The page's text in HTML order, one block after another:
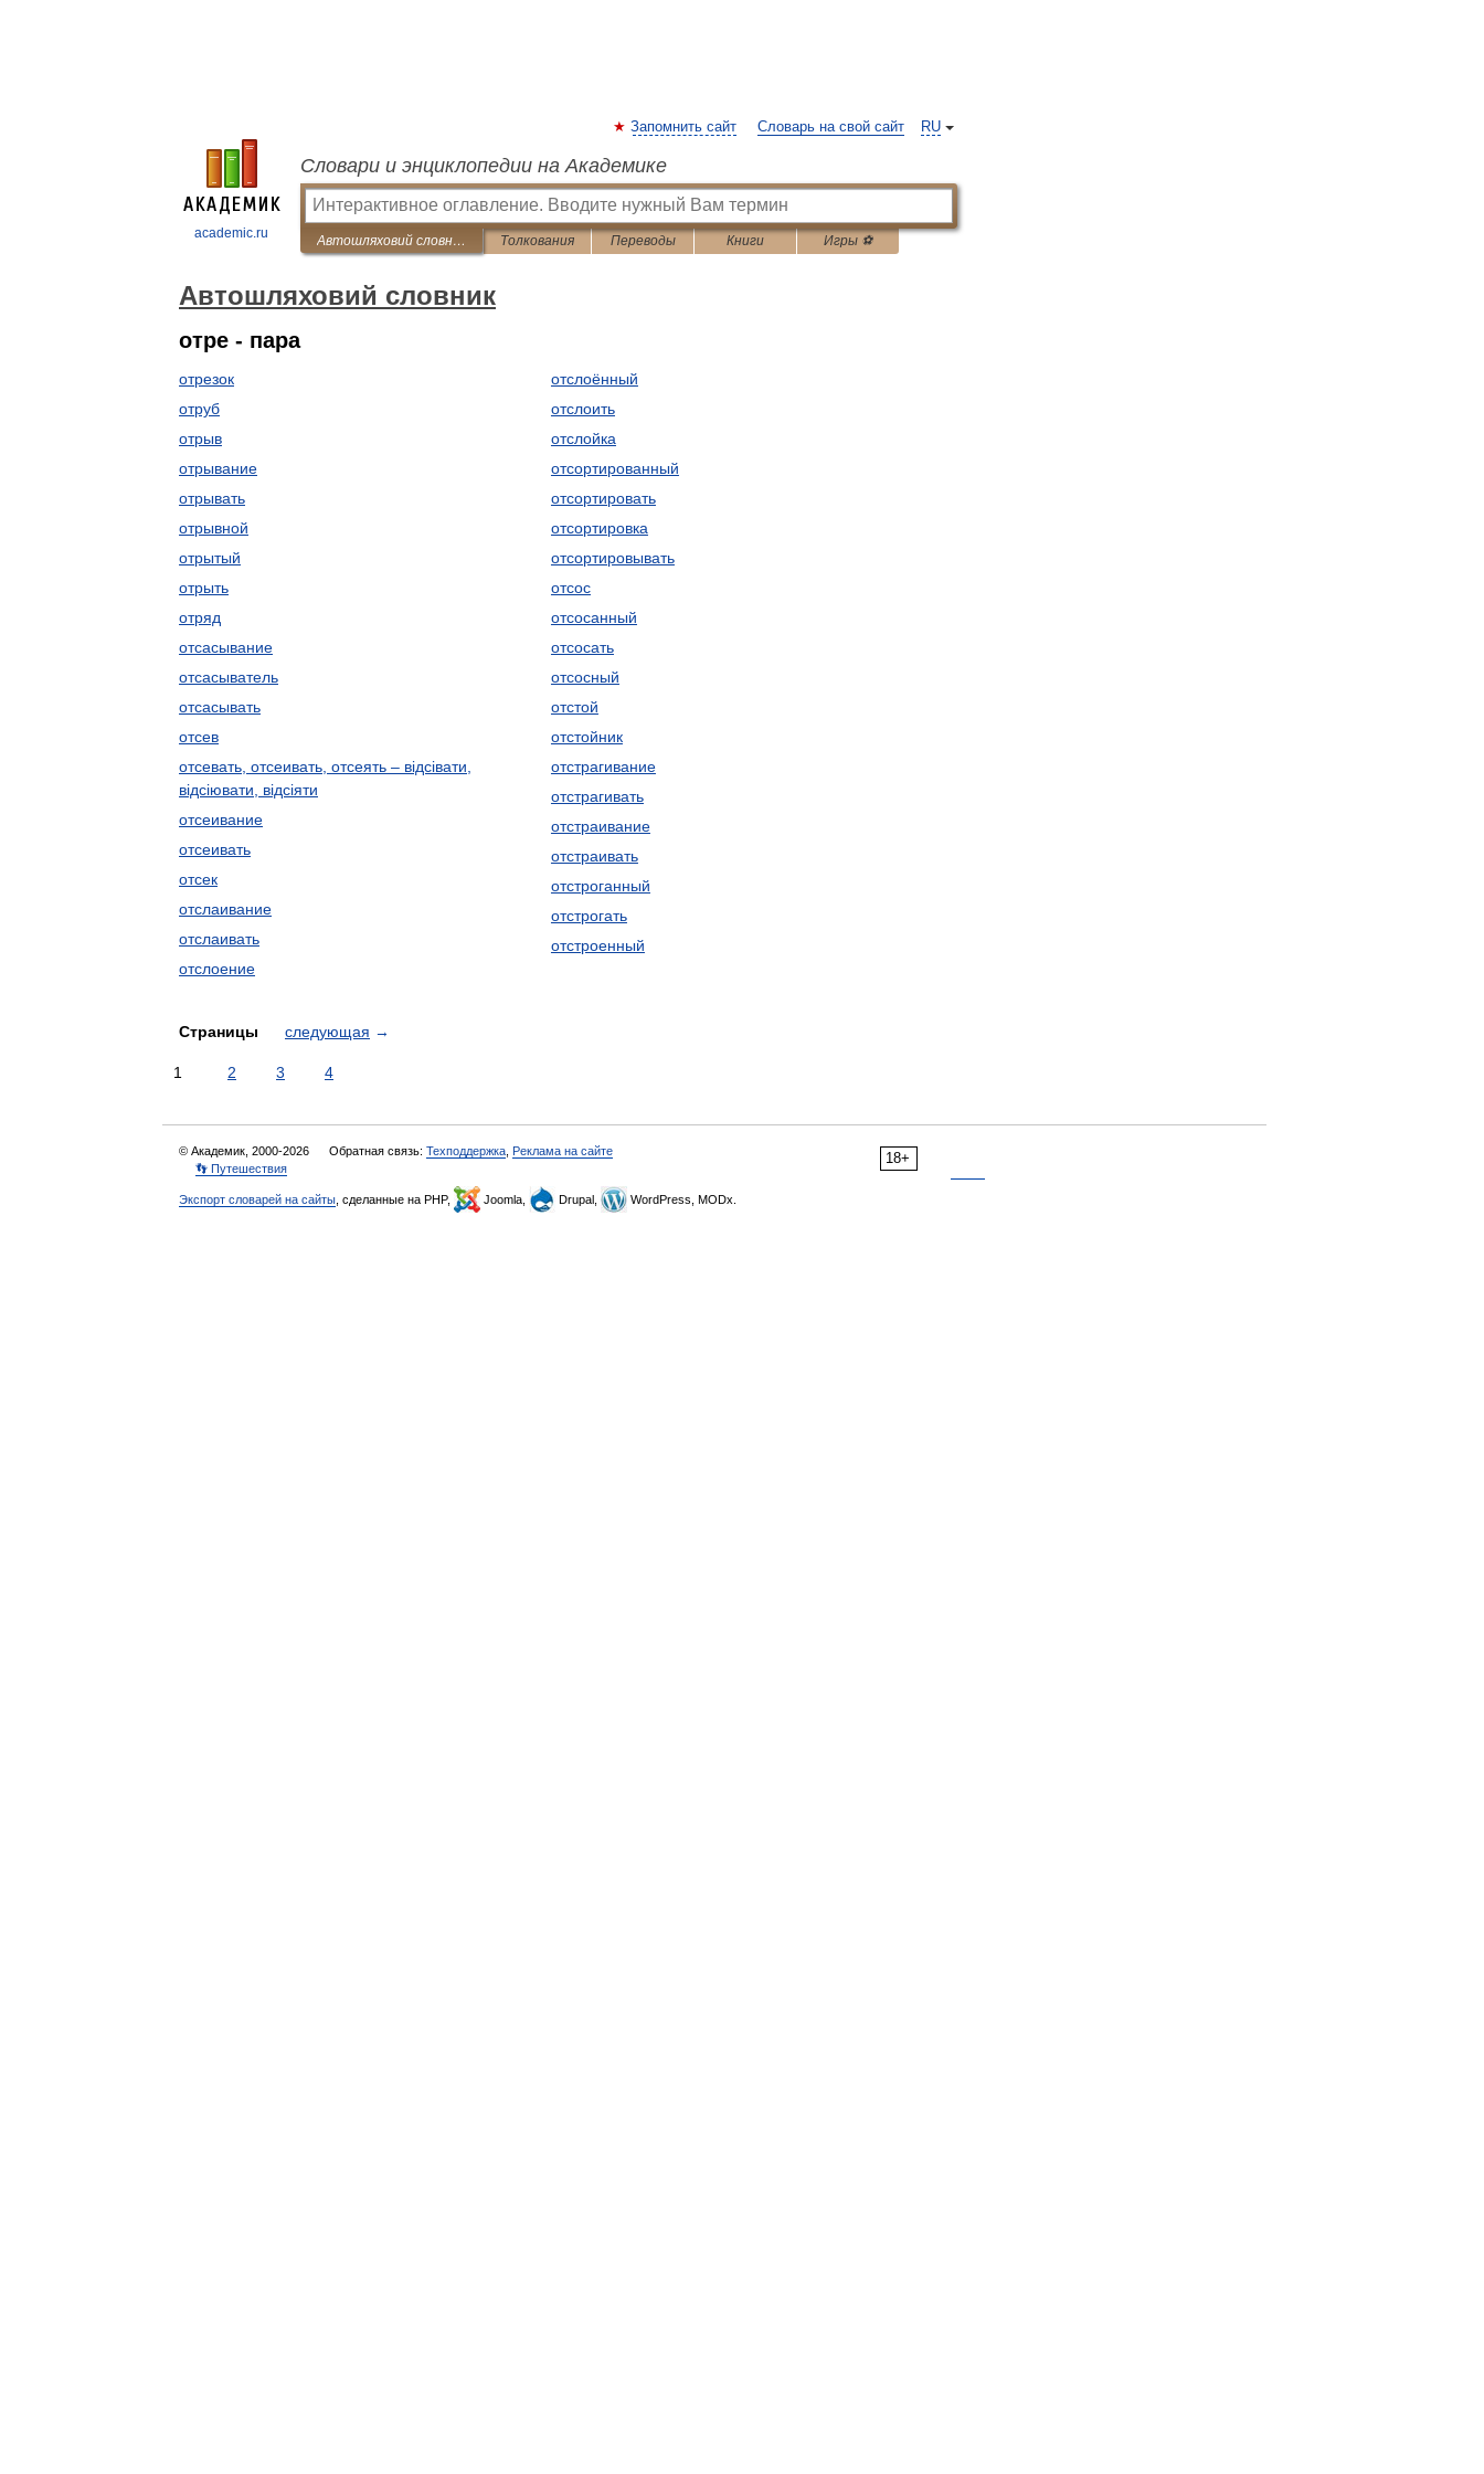
academic.ru
RU
Запомнить сайт Словарь на свой сайт
Словари и энциклопедии на Академике
Автошляховий словник Толкования Переводы Книги Игры ⚽
Автошляховий словник
отре - пара
отрезок
отруб
отрыв
отрывание
отрывать
отрывной
отрытый
отрыть
отряд
отсасывание
отсасыватель
отсасывать
отсев
отсевать, отсеивать, отсеять – відсівати,
відсіювати, відсіяти
отсеивание
отсеивать
отсек
отслаивание
отслаивать
отслоение
отслоённый
отслоить
отслойка
отсортированный
отсортировать
отсортировка
отсортировывать
отсос
отсосанный
отсосать
отсосный
отстой
отстойник
отстрагивание
отстрагивать
отстраивание
отстраивать
отстроганный
отстрогать
отстроенный
Страницы следующая →
1 2 3 4
18+
© Академик, 2000-2026 Обратная связь: Техподдержка Реклама на сайте
👣 Путешествия
Экспорт словарей на сайты , сделанные на PHP, Joomla, Drupal, WordPress, MODx.